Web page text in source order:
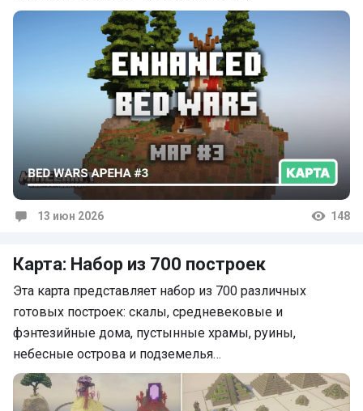
13 июн 2026 148
Карта: Набор из 700 построек
Эта карта представляет набор из 700 различных
готовых построек: скалы, средневековые и
фэнтезийные дома, пустынные храмы, руины,
небесные острова и подземелья…